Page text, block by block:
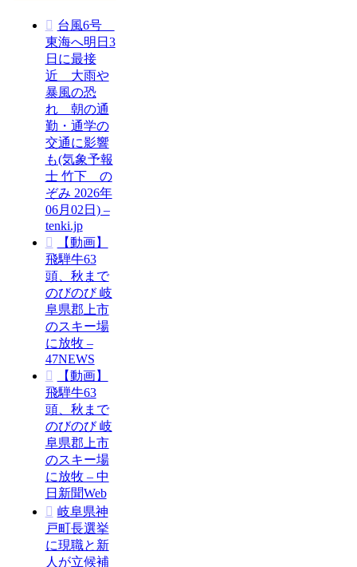
台風6号
東海へ明日3
日に最接
近 大雨や
暴風の恐
れ 朝の通
勤・通学の
交通に影響
も(気象予報
士 竹下 の
ぞみ 2026年
06月02日) –
tenki.jp
【動画】
飛騨牛63
頭、秋まで
のびのび 岐
阜県郡上市
のスキー場
に放牧 –
47NEWS
【動画】
飛騨牛63
頭、秋まで
のびのび 岐
阜県郡上市
のスキー場
に放牧 – 中
日新聞Web
岐阜県神
戸町長選挙
に現職と新
人が立候補